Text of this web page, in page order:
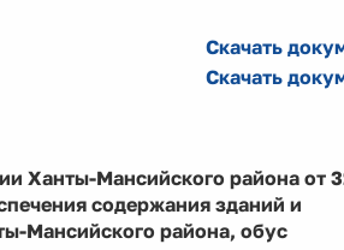
Скачать
Скачать
Ханты-Мансийского района от
содержания зданий и
Мансийского района, обус